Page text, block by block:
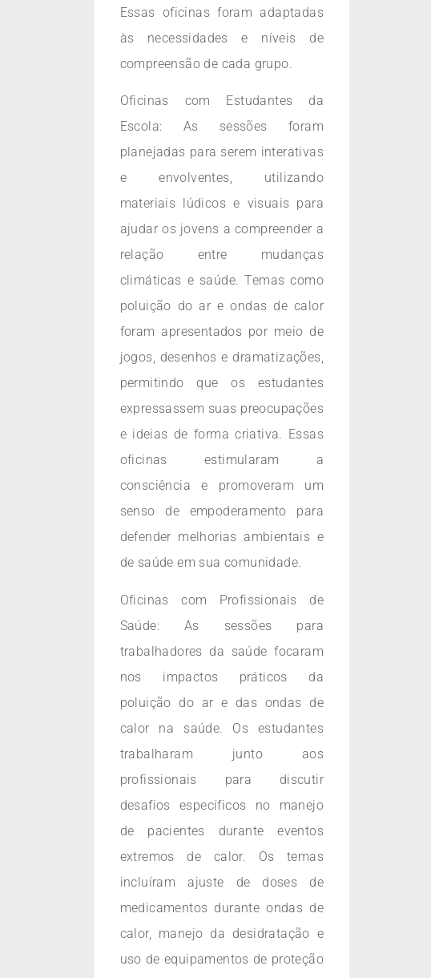
Essas oficinas foram adaptadas
às necessidades e níveis de
compreensão de cada grupo.
Oficinas com Estudantes da
Escola: As sessões foram
planejadas para serem interativas
e envolventes, utilizando
materiais lúdicos e visuais para
ajudar os jovens a compreender a
relação entre mudanças
climáticas e saúde. Temas como
poluição do ar e ondas de calor
foram apresentados por meio de
jogos, desenhos e dramatizações,
permitindo que os estudantes
expressassem suas preocupações
e ideias de forma criativa. Essas
oficinas estimularam a
consciência e promoveram um
senso de empoderamento para
defender melhorias ambientais e
de saúde em sua comunidade.
Oficinas com Profissionais de
Saúde: As sessões para
trabalhadores da saúde focaram
nos impactos práticos da
poluição do ar e das ondas de
calor na saúde. Os estudantes
trabalharam junto aos
profissionais para discutir
desafios específicos no manejo
de pacientes durante eventos
extremos de calor. Os temas
incluíram ajuste de doses de
medicamentos durante ondas de
calor, manejo da desidratação e
uso de equipamentos de proteção